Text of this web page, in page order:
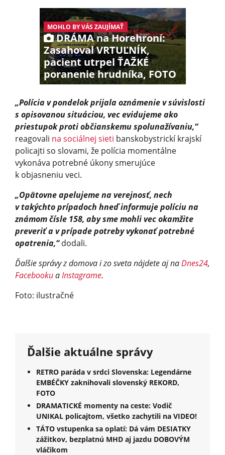
MOHLO BY VÁS ZAUJÍMAŤ
DRÁMA na Horehroní:
Zasahoval VRTUĽNÍK,
pacient utrpel ŤAŽKÉ
poranenie hrudníka, FOTO
„Polícia v pondelok prijala oznámenie v súvislosti
s opisovanou situáciou, vec evidujeme ako
priestupok proti občianskemu spolunažívaniu,“
reagovali na sociálnej sieti banskobystrickí krajskí
policajti so slovami, že polícia momentálne
vykonáva potrebné úkony smerujúce
k objasneniu veci.
„Opätovne apelujeme na verejnosť, nech
v takýchto prípadoch hneď informuje políciu na
známom čísle 158, aby sme mohli vec okamžite
preveriť a v prípade potreby vykonať potrebné
opatrenia,“dodali.
Ďalšie správy z domova i zo sveta nájdete aj naDnes24,
FacebookuaInstagrame.
Foto: ilustračné
Ďalšie aktuálne správy
RETRO paráda v srdci Slovenska: Legendárne
EMBÉČKY zaknihovali slovenský REKORD,
FOTO
DRAMATICKÉ momenty na ceste: Vodič
UNIKAL policajtom, všetko zachytili na VIDEO!
TÁTO vstupenka sa oplatí: Dá vám DESIATKY
zážitkov, bezplatnú MHD aj jazdu DOBOVÝM
vláčikom